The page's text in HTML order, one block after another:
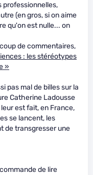
(en gros, si on aime
qu'on est nulle... on
de commentaires,
: les stéréotypes
»
pas mal de billes sur la
Catherine Ladousse
est fait, en France,
se lancent, les
de transgresser une
de lire